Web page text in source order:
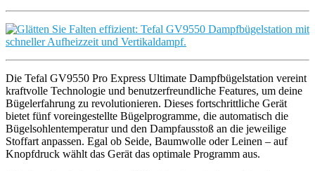
Die Tefal GV9550 Pro Express Ultimate Dampfbügelstation vereint
kraftvolle Technologie und benutzerfreundliche Features, um deine
Bügelerfahrung zu revolutionieren. Dieses fortschrittliche Gerät
bietet fünf voreingestellte Bügelprogramme, die automatisch die
Bügelsohlentemperatur und den Dampfausstoß an die jeweilige
Stoffart anpassen. Egal ob Seide, Baumwolle oder Leinen – auf
Knopfdruck wählt das Gerät das optimale Programm aus.